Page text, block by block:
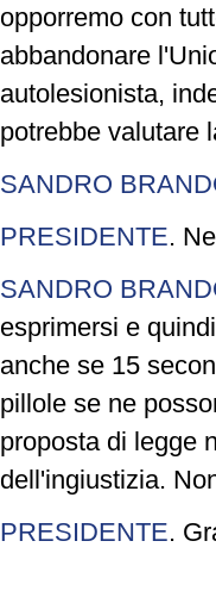
opporremo con
abbandonare
autolesionista,
potrebbe valutare
SANDRO
PRESIDENTE.
SANDRO
esprimersi e
anche se 15
pillole se ne
proposta di legge
dell'ingiustizia.
PRESIDENTE.